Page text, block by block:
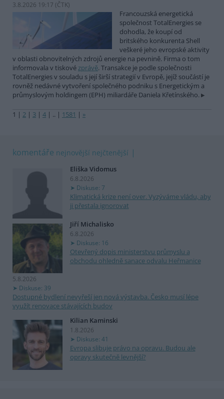
3.8.2026 19:17 (ČTK)
Francouzská energetická
společnost TotalEnergies se
dohodla, že koupí od
britského konkurenta Shell
veškeré jeho evropské aktivity
v oblasti obnovitelných zdrojů energie na pevnině. Firma o tom
informovala v tiskovézprávě. Transakce je podle společnosti
TotalEnergies v souladu s její širší strategií v Evropě, jejíž součástí je
rovněž nedávné vytvoření společného podniku s Energetickým a
průmyslovým holdingem (EPH) miliardáře Daniela Křetínského.
1 | 2 | 3 | 4 | .. | 1581 | »
komentáře nejnovější nejčtenější
Eliška Vidomus
6.8.2026
Diskuse: 7
Klimatická krize není over. Vyzýváme vládu, aby
ji přestala ignorovat
Jiří Michalisko
6.8.2026
Diskuse: 16
Otevřený dopis ministerstvu průmyslu a
obchodu ohledně sanace odvalu Heřmanice
5.8.2026
Diskuse: 39
Dostupné bydlení nevyřeší jen nová výstavba. Česko musí lépe
využít renovace stávajících budov
Kilian Kaminski
1.8.2026
Diskuse: 41
Evropa slibuje právo na opravu. Budou ale
opravy skutečně levnější?